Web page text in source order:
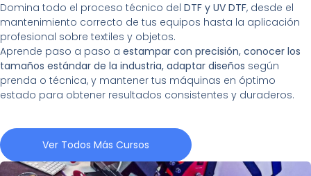
Domina todo el proceso técnico del DTF y UV DTF, desde el
mantenimiento correcto de tus equipos hasta la aplicación
profesional sobre textiles y objetos.
Aprende paso a paso a estampar con precisión, conocer los
tamaños estándar de la industria, adaptar diseños según
prenda o técnica, y mantener tus máquinas en óptimo
estado para obtener resultados consistentes y duraderos.
Ver Todos Más Cursos